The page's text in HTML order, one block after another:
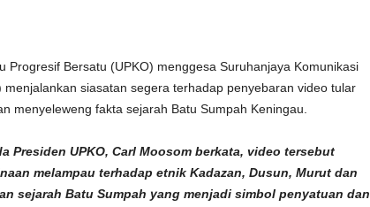
Progresif Bersatu (UPKO) menggesa Suruhanjaya Komunikasi
siasatan segera terhadap penyebaran video tular
menyeleweng fakta sejarah Batu Sumpah Keningau.
Presiden UPKO, Carl Moosom berkata, video tersebut
melampau terhadap etnik Kadazan, Dusun, Murut dan
sejarah Batu Sumpah yang menjadi simbol penyatuan dan